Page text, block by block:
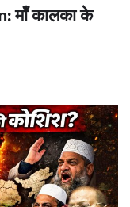
माँ कालका के